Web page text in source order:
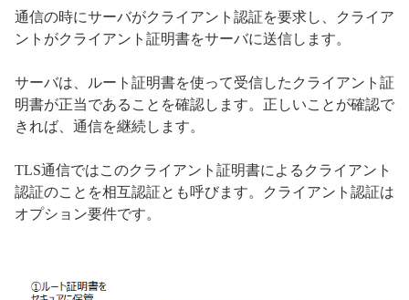
通信の時にサーバがクライアント認証を要求し、クライア
ントがクライアント証明書をサーバに送信します。
サーバは、ルート証明書を使って受信したクライアント証
明書が正当であることを確認します。正しいことが確認で
きれば、通信を継続します。
TLS通信ではこのクライアント証明書によるクライアント
認証のことを相互認証とも呼びます。クライアント認証は
オプション要件です。